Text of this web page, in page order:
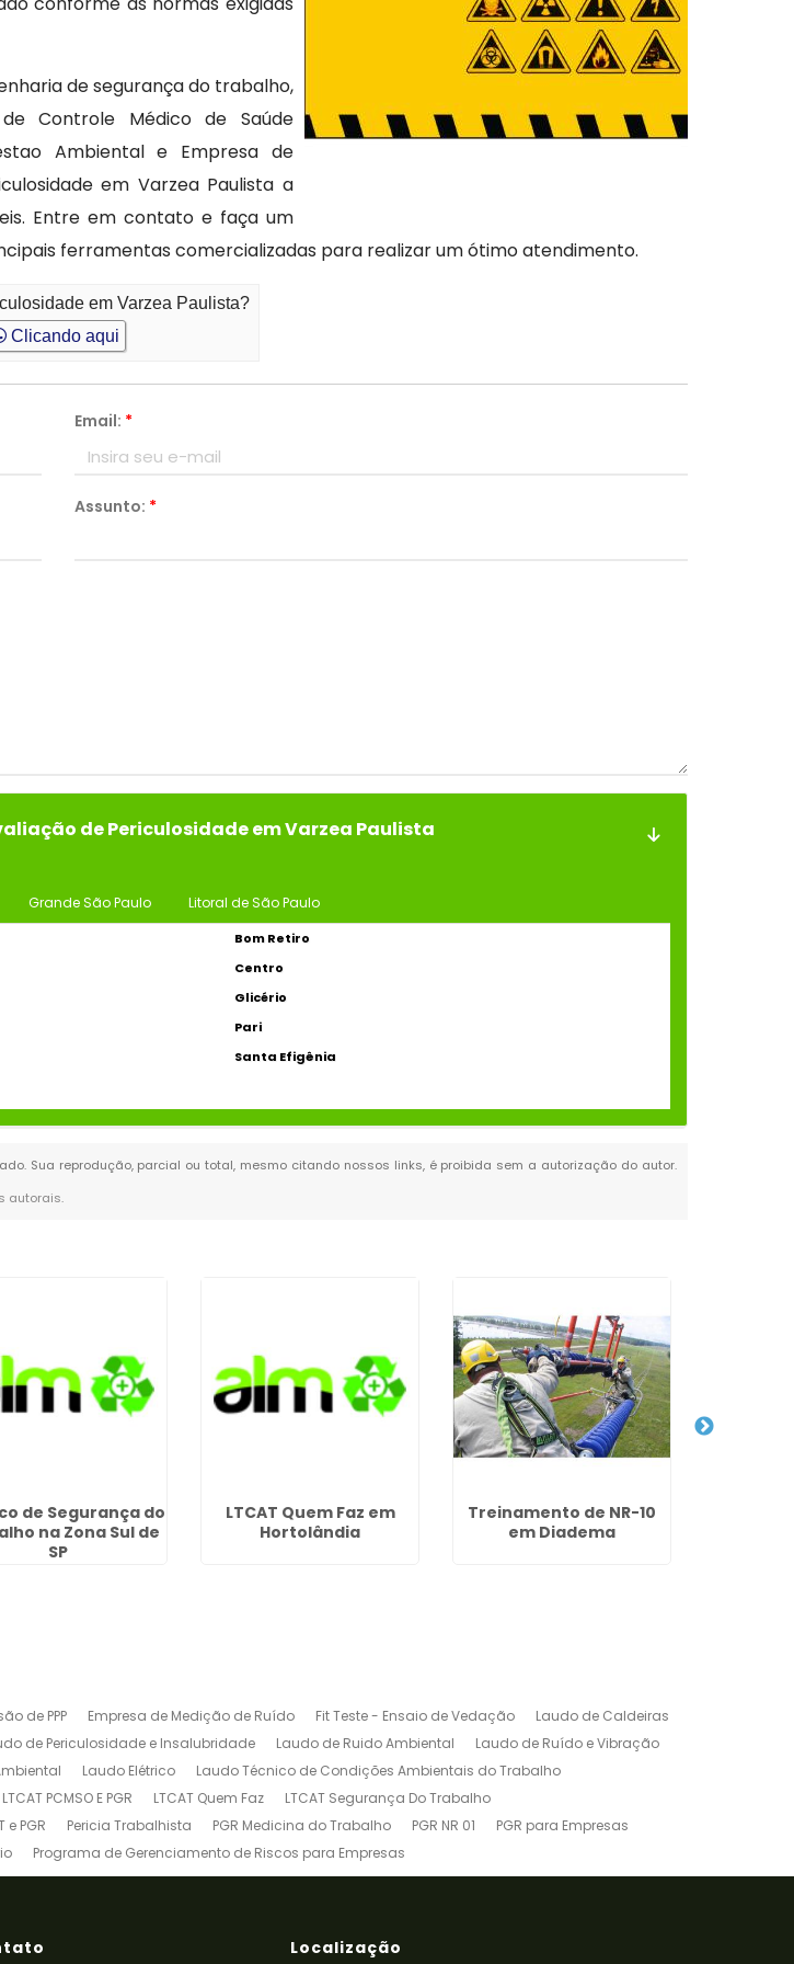
de segurança do trabalho,
Controle Médico de Saúde
Ambiental e Empresa de
em Varzea Paulista a
Entre em contato e faça um
ferramentas comercializadas para realizar um ótimo atendimento.
em Varzea Paulista?
Clicando aqui
Email: *
Assunto: *
de Periculosidade em Varzea Paulista
Grande São Paulo Litoral de São Paulo
Bom Retiro
Centro
Glicério
Pari
Santa Efigênia
Sua reprodução, parcial ou total, mesmo citando nossos links, é proibida sem a autorização do autor.
autorais.
de Segurança do
na Zona Sul de
SP
LTCAT Quem Faz em
Hortolândia
Treinamento de NR-10
em Diadema
de PPP Empresa de Medição de Ruído Fit Teste - Ensaio de Vedação
Laudo de Caldeiras
de Periculosidade e Insalubridade Laudo de Ruido Ambiental
Laudo de Ruído e Vibração
Laudo Elétrico
Laudo Técnico de Condições Ambientais do Trabalho
LTCAT PCMSO E PGR LTCAT Quem Faz
LTCAT Segurança Do Trabalho
e PGR Pericia Trabalhista PGR Medicina do Trabalho PGR NR 01
PGR para Empresas
Programa de Gerenciamento de Riscos para Empresas
Incêndio Treinamento de Brigada de Incêndio para Empresas
Treinamento de Cipa
Localização